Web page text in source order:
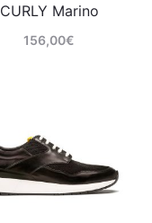
CURLY Marino
156,00€